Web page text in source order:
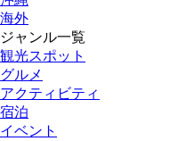
海外
ジャンル一覧
観光スポット
グルメ
アクティビティ
宿泊
イベント